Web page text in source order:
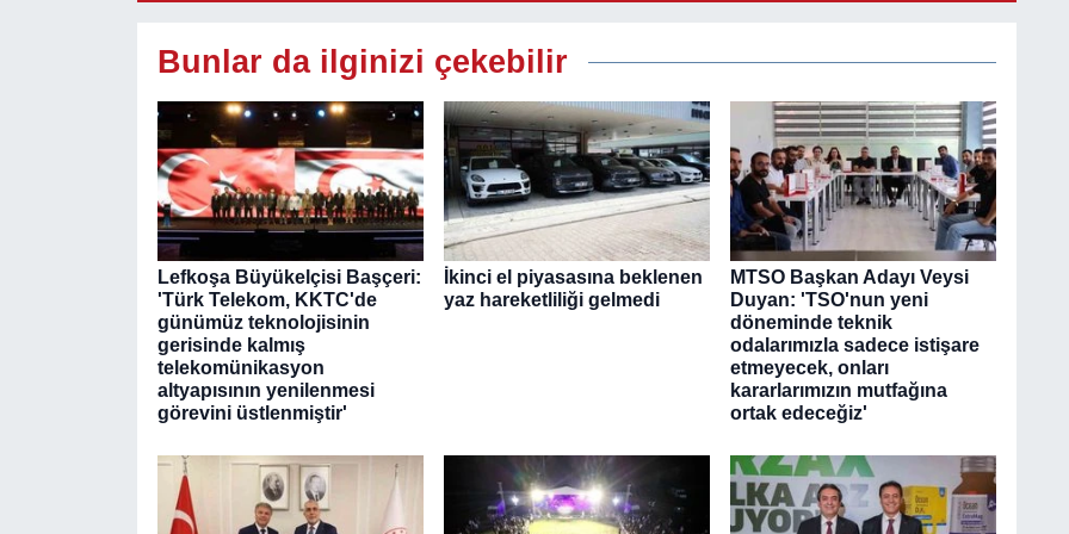
Bunlar da ilginizi çekebilir
Lefkoşa Büyükelçisi Başçeri:
'Türk Telekom, KKTC'de
günümüz teknolojisinin
gerisinde kalmış
telekomünikasyon
altyapısının yenilenmesi
görevini üstlenmiştir'
İkinci el piyasasına beklenen
yaz hareketliliği gelmedi
MTSO Başkan Adayı Veysi
Duyan: 'TSO'nun yeni
döneminde teknik
odalarımızla sadece istişare
etmeyecek, onları
kararlarımızın mutfağına
ortak edeceğiz'